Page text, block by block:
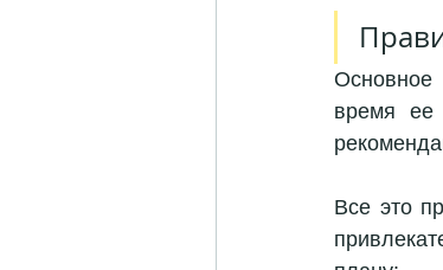
время ее
Все это